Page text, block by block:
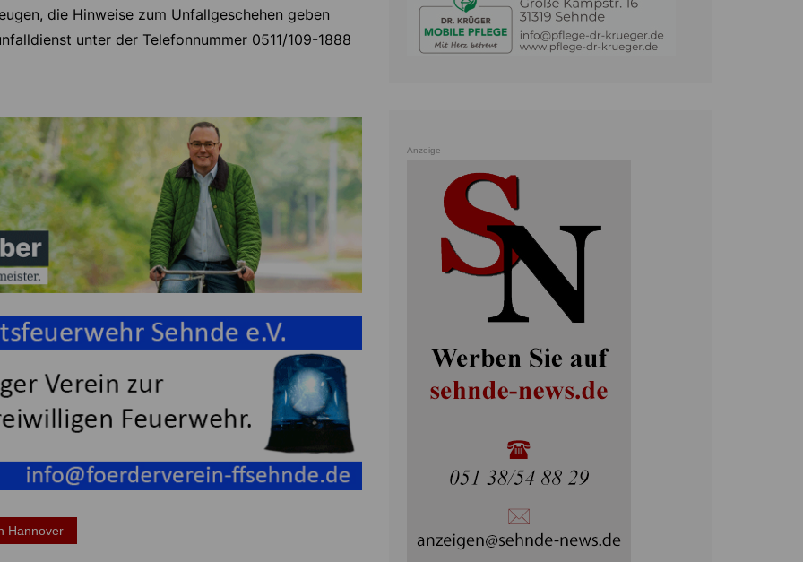
die Hinweise zum Unfallgeschehen geben
unter der Telefonnummer 0511/109-1888
Hannover
Anzeige